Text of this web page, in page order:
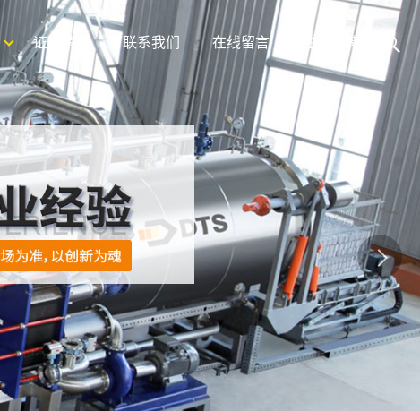
证书荣誉 联系我们 在线留言 在线招聘